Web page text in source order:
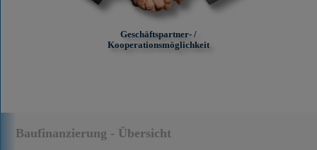
Baufinanzierung - Übersicht
Geschäftspartner- /
Kooperationsmöglichkeit